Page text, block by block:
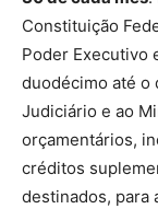
Constituição
Poder Executivo
duodécimo até o
Judiciário e ao
orçamentários,
créditos
destinados, para